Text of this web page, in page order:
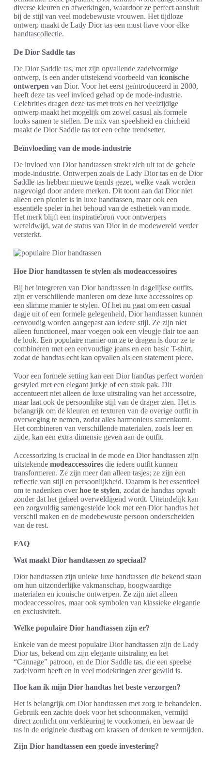
diverse kleuren en afwerkingen, waardoor ze perfect aansluit
bij de stijl van veel modebewuste vrouwen. Het tijdloze
ontwerp maakt de Lady Dior tas een must-have voor elke
handtascollectie.
De Dior Saddle tas
De Dior Saddle tas, met zijn opvallende zadelvormige
ontwerp, is een ander uitstekend voorbeeld van iconische
ontwerpen van Dior. Voor het eerst geïntroduceerd in 2000,
heeft deze tas veel invloed gehad op de mode-industrie.
Celebrities dragen deze tas met trots en het veelzijdige
ontwerp maakt het mogelijk om zowel casual als formele
looks samen te stellen. De mix van speelsheid en chicheid
maakt de Dior Saddle tas tot een echte trendsetter.
Beïnvloeding van de mode-industrie
De invloed van Dior handtassen strekt zich uit tot de gehele
mode-industrie. Ontwerpen zoals de Lady Dior tas en de Dior
Saddle tas hebben nieuwe trends gezet, welke vaak worden
nagevolgd door andere merken. Dit toont aan dat Dior niet
alleen een pionier is in luxe handtassen, maar ook een
essentiële speler in het behoud van de esthetiek van mode.
Het merk blijft een inspiratiebron voor ontwerpers
wereldwijd, wat de status van Dior in de modewereld verder
versterkt.
Hoe Dior handtassen te stylen als modeaccessoires
Bij het integreren van Dior handtassen in dagelijkse outfits,
zijn er verschillende manieren om deze luxe accessoires op
een slimme manier te stylen. Of het nu gaat om een casual
dagje uit of een formele gelegenheid, Dior handtassen kunnen
eenvoudig worden aangepast aan iedere stijl. Ze zijn niet
alleen functioneel, maar voegen ook een vleugje flair toe aan
de look. Een populaire manier om ze te dragen is door ze te
combineren met een eenvoudige jeans en een basic T-shirt,
zodat de handtas echt kan opvallen als een statement piece.
Voor een formele setting kan een Dior handtas perfect worden
gestyled met een elegant jurkje of een strak pak. Dit
accentueert niet alleen de luxe uitstraling van het accessoire,
maar laat ook de persoonlijke stijl van de drager zien. Het is
belangrijk om de kleuren en texturen van de overige outfit in
overweging te nemen, zodat alles harmonieus samenkomt.
Het combineren van verschillende materialen, zoals leer en
zijde, kan een extra dimensie geven aan de outfit.
Accessorizing is cruciaal in de mode en Dior handtassen zijn
uitstekende modeaccessoires die iedere outfit kunnen
transformeren. Ze zijn meer dan alleen tasjes; ze zijn een
reflectie van stijl en persoonlijkheid. Daarom is het essentieel
om te nadenken overhoe te stylen, zodat de handtas opvalt
zonder dat het geheel overweldigend wordt. Uiteindelijk kan
een zorgvuldig samengestelde look met een Dior handtas het
verschil maken en de modebewuste persoon onderscheiden
van de rest.
FAQ
Wat maakt Dior handtassen zo speciaal?
Dior handtassen zijn unieke luxe handtassen die bekend staan
om hun uitzonderlijke vakmanschap, hoogwaardige
materialen en iconische ontwerpen. Ze zijn niet alleen
modeaccessoires, maar ook symbolen van klassieke elegantie
en exclusiviteit.
Welke populaire Dior handtassen zijn er?
Enkele van de meest populaire Dior handtassen zijn de Lady
Dior tas, bekend om zijn elegante uitstraling en het
“Cannage” patroon, en de Dior Saddle tas, die een speelse
zadelvorm heeft en in veel modekringen zeer gewild is.
Hoe kan ik mijn Dior handtas het beste verzorgen?
Het is belangrijk om Dior handtassen met zorg te behandelen.
Gebruik een zachte doek voor het schoonmaken, vermijd
direct zonlicht om verkleuring te voorkomen, en bewaar de
tas in de originele dustbag om krassen of deuken te vermijden.
Zijn Dior handtassen een goede investering?